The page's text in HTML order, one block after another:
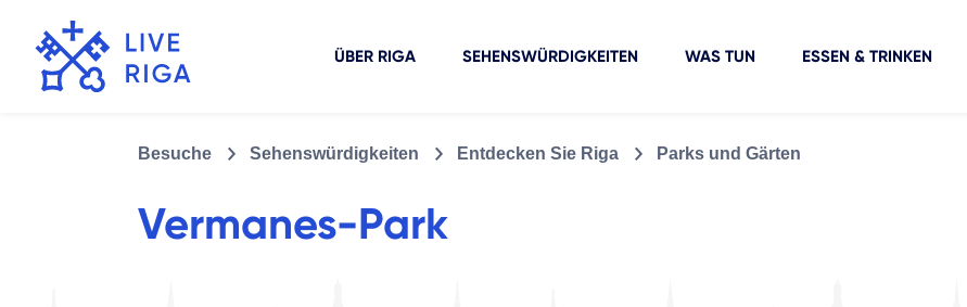
ÜBER RIGA SEHENSWÜRDIGKEITEN WAS TUN ESSEN & TRINKEN
Besuche Sehenswürdigkeiten Entdecken Sie Riga Parks und Gärten
Vermanes-Park